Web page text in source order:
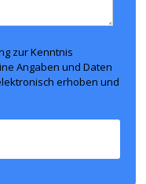
zur Kenntnis
Angaben und Daten
erhoben und